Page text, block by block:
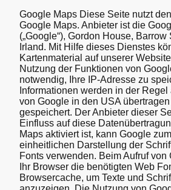
Google Maps Diese Seite nutzt
Google Maps. Anbieter ist die
(„Google“), Gordon House,
Irland. Mit Hilfe dieses Dienstes
Kartenmaterial auf unserer
Nutzung der Funktionen von
notwendig, Ihre IP-Adresse zu
Informationen werden in der
von Google in den USA
gespeichert. Der Anbieter dieser
Einfluss auf diese
Maps aktiviert ist, kann Google
einheitlichen Darstellung der
Fonts verwenden. Beim Aufruf von
Ihr Browser die benötigten Web
Browsercache, um Texte und